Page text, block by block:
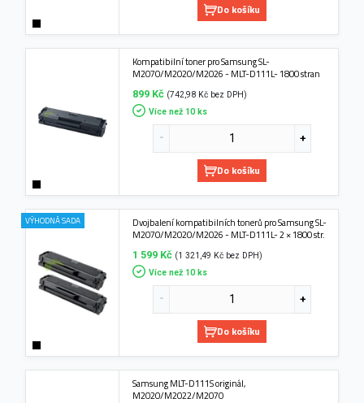
Do košíku
Kompatibilní toner pro Samsung SL-
M2070/M2020/M2026 - MLT-D111L- 1800 stran
899 Kč (742,98 Kč bez DPH)
Více než 10 ks
Do košíku
VÝHODNÁ SADA
Dvojbalení kompatibilních tonerů pro Samsung SL-
M2070/M2020/M2026 - MLT-D111L- 2 × 1800 str.
1 599 Kč (1 321,49 Kč bez DPH)
Více než 10 ks
Do košíku
Samsung MLT-D111S originál,
M2020/M2022/M2070